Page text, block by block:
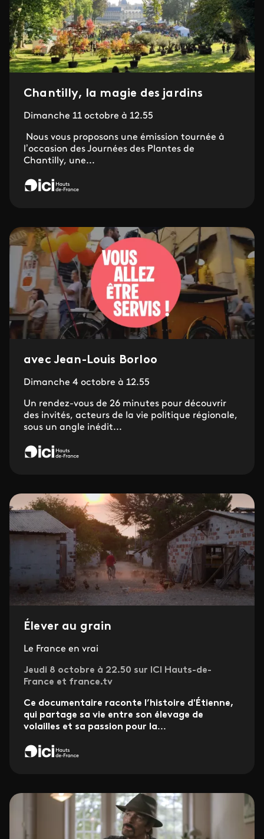
Chantilly, la magie des jardins
Dimanche 11 octobre à 12.55
Nous vous proposons une émission tournée à
l’occasion des Journées des Plantes de
Chantilly, une...
avec Jean-Louis Borloo
Dimanche 4 octobre à 12.55
Un rendez-vous de 26 minutes pour découvrir
des invités, acteurs de la vie politique régionale,
sous un angle inédit...
Élever au grain
Le France en vrai
Jeudi 8 octobre à 22.50 sur ICI Hauts-de-
France et france.tv
Ce documentaire raconte l’histoire d'Étienne,
qui partage sa vie entre son élevage de
volailles et sa passion pour la...